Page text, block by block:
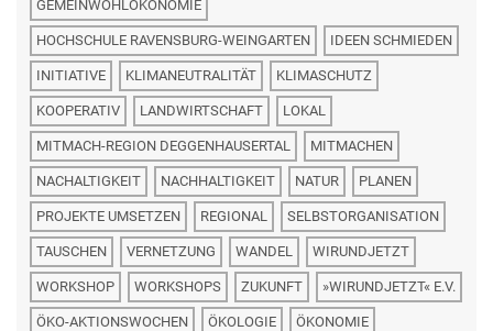
GEMEINWOHLÖKONOMIE
HOCHSCHULE RAVENSBURG-WEINGARTEN IDEEN SCHMIEDEN
INITIATIVE KLIMANEUTRALITÄT KLIMASCHUTZ
KOOPERATIV LANDWIRTSCHAFT LOKAL
MITMACH-REGION DEGGENHAUSERTAL MITMACHEN
NACHALTIGKEIT NACHHALTIGKEIT NATUR PLANEN
PROJEKTE UMSETZEN REGIONAL SELBSTORGANISATION
TAUSCHEN VERNETZUNG WANDEL WIRUNDJETZT
WORKSHOP WORKSHOPS ZUKUNFT »WIRUNDJETZT« E.V.
ÖKO-AKTIONSWOCHEN ÖKOLOGIE ÖKONOMIE